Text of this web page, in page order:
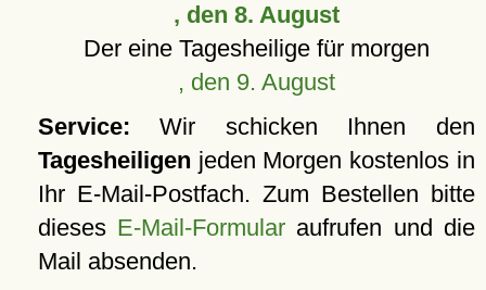
, den 8. August
Der eine Tagesheilige für morgen
, den 9. August
Service: Wir schicken Ihnen den
Tagesheiligen jeden Morgen kostenlos in
Ihr E-Mail-Postfach. Zum Bestellen bitte
dieses E-Mail-Formular aufrufen und die
Mail absenden.